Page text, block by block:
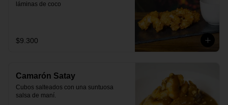
láminas de coco
$9.300
Camarón Satay
Cubos salteados con una suntuosa
salsa de maní.